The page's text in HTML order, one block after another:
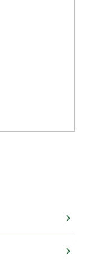
chevron_right
chevron_right